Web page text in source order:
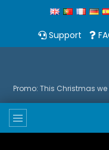
Support
Promo: This Christmas